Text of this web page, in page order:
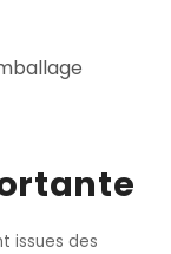
issues des